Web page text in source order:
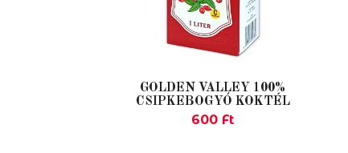
GOLDEN VALLEY 100%
CSIPKEBOGYÓ KOKTÉL
600 Ft